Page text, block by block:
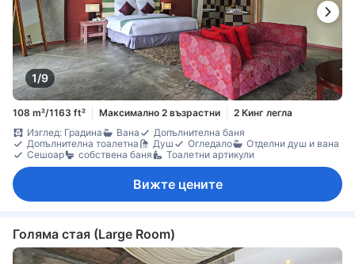
1/9
108 m²/1163 ft² Максимално 2 възрастни
2 Кинг легла
Изглед: Градина
Вана
Допълнителна баня
Допълнителна тоалетна
Душ Огледало
Отделни душ и вана
Сешоар
собствена баня Тоалетни артикули
Вижте цените
Голяма стая (Large Room)